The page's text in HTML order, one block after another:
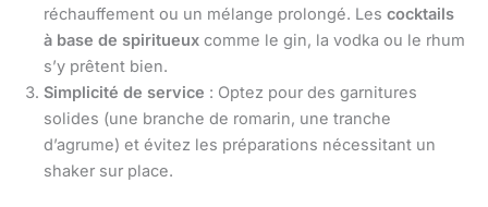
réchauffement ou un mélange prolongé. Les cocktails
à base de spiritueux comme le gin, la vodka ou le rhum
s’y prêtent bien.
Simplicité de service : Optez pour des garnitures
solides (une branche de romarin, une tranche
d’agrume) et évitez les préparations nécessitant un
shaker sur place.